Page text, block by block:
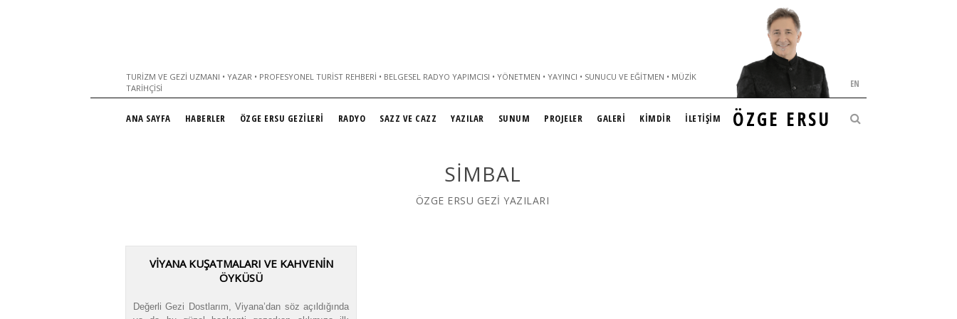
TURIZM VE GEZI UZMANI • YAZAR • PROFESYONEL TURIST REHBERI • BELGESEL RADYO YAPIMCISI • YÖNETMEN • YAYINCI • SUNUCU VE EĞITMEN • MÜZIK
TARIHÇISI
ÖZGE ERSU
EN
ANA SAYFA HABERLER ÖZGE ERSU GEZİLERİ RADYO SAZZ VE CAZZ YAZILAR SUNUM PROJELER GALERİ KİMDİR İLETİŞİM
SIMBAL
ÖZGE ERSU GEZİ YAZILARI
VİYANA KUŞATMALARI VE KAHVENİN
ÖYKÜSÜ
Değerli Gezi Dostlarım, Viyana’dan söz açıldığında